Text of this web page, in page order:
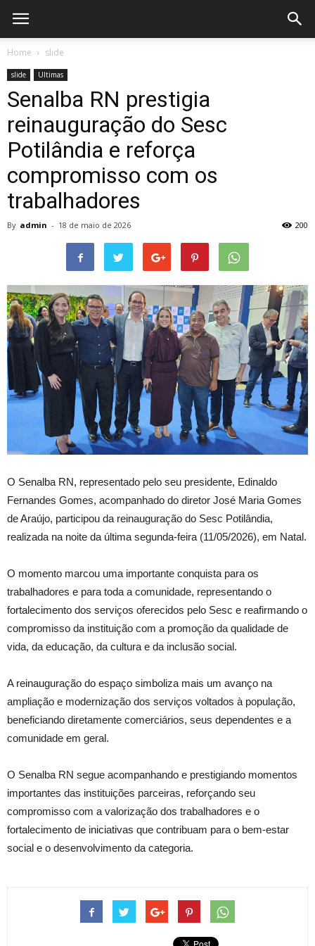
Home slide
slide Ultimas
Senalba RN prestigia
reinauguração do Sesc
Potilândia e reforça
compromisso com os
trabalhadores
By admin - 18 de maio de 2026 200
O Senalba RN, representado pelo seu presidente, Edinaldo
Fernandes Gomes, acompanhado do diretor José Maria Gomes
de Araújo, participou da reinauguração do Sesc Potilândia,
realizada na noite da última segunda-feira (11/05/2026), em Natal.
O momento marcou uma importante conquista para os
trabalhadores e para toda a comunidade, representando o
fortalecimento dos serviços oferecidos pelo Sesc e reafirmando o
compromisso da instituição com a promoção da qualidade de
vida, da educação, da cultura e da inclusão social.
A reinauguração do espaço simboliza mais um avanço na
ampliação e modernização dos serviços voltados à população,
beneficiando diretamente comerciários, seus dependentes e a
comunidade em geral.
O Senalba RN segue acompanhando e prestigiando momentos
importantes das instituições parceiras, reforçando seu
compromisso com a valorização dos trabalhadores e o
fortalecimento de iniciativas que contribuam para o bem-estar
social e o desenvolvimento da categoria.